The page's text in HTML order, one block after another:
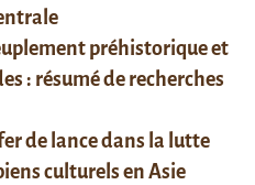
préhistorique et
: résumé de recherches
de lance dans la lutte
culturels en Asie